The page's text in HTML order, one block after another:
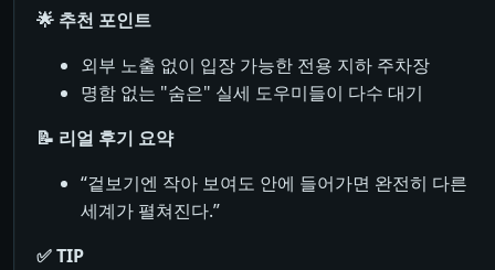
🌟 추천 포인트
외부 노출 없이 입장 가능한 전용 지하 주차장
명함 없는 "숨은" 실세 도우미들이 다수 대기
📝 리얼 후기 요약
“겉보기엔 작아 보여도 안에 들어가면 완전히 다른
세계가 펼쳐진다.”
✅ TIP